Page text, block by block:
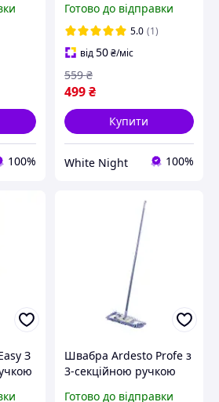
100%
Concept 7в1 зі
змінними насадками
(SKU.2062)
Готово до відправки
5.0 (1)
від50₴/міс
499₴
559 ₴
Купити
White Night 100%
З Швабра Ardesto Profe з
3-секційною ручкою
Готово до відправки